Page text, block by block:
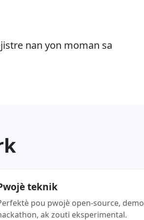
nan yon moman sa
teknik
pou pwojè open-source, demo
ak zouti eksperimental.